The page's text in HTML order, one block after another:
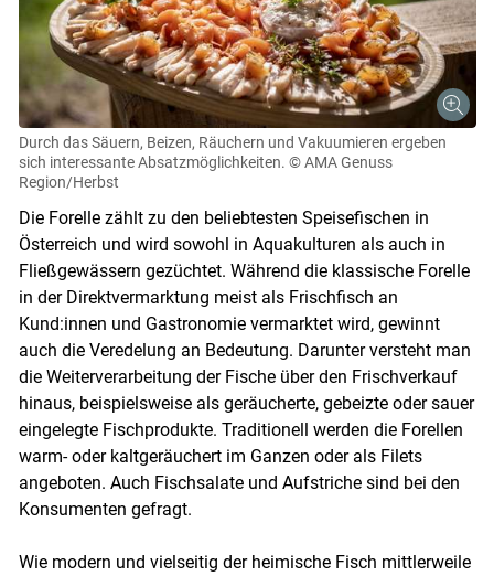
Durch das Säuern, Beizen, Räuchern und Vakuumieren ergeben
sich interessante Absatzmöglichkeiten. © AMA Genuss
Region/Herbst
Die Forelle zählt zu den beliebtesten Speisefischen in
Österreich und wird sowohl in Aquakulturen als auch in
Fließgewässern gezüchtet. Während die klassische Forelle
in der Direktvermarktung meist als Frischfisch an
Kund:innen und Gastronomie vermarktet wird, gewinnt
auch die Veredelung an Bedeutung. Darunter versteht man
die Weiterverarbeitung der Fische über den Frischverkauf
hinaus, beispielsweise als geräucherte, gebeizte oder sauer
eingelegte Fischprodukte. Traditionell werden die Forellen
warm- oder kaltgeräuchert im Ganzen oder als Filets
angeboten. Auch Fischsalate und Aufstriche sind bei den
Konsumenten gefragt.
Wie modern und vielseitig der heimische Fisch mittlerweile